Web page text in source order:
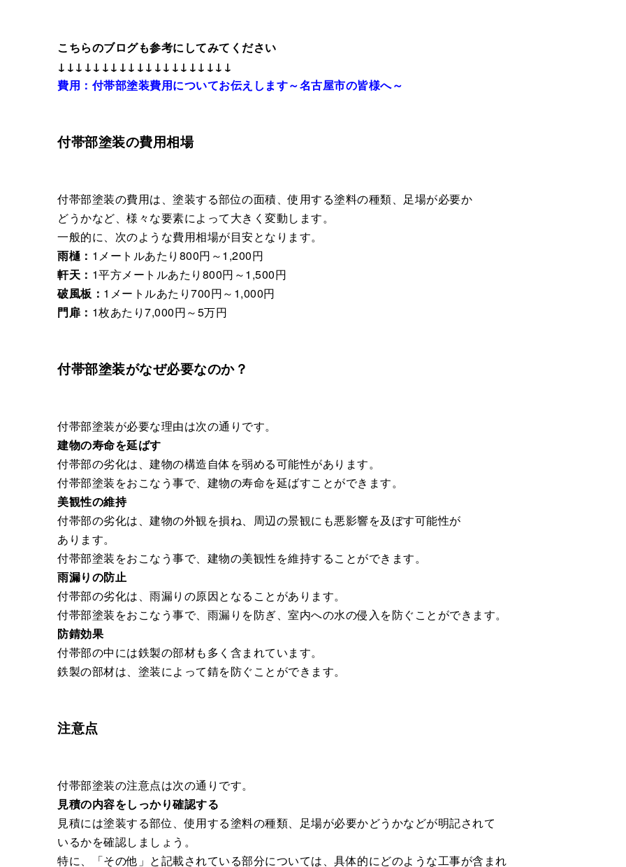
こちらのブログも参考にしてみてください
↓↓↓↓↓↓↓↓↓↓↓↓↓↓↓↓↓↓↓↓
費用：付帯部塗装費用についてお伝えします～名古屋市の皆様へ～
付帯部塗装の費用相場
付帯部塗装の費用は、塗装する部位の面積、使用する塗料の種類、足場が必要か
どうかなど、様々な要素によって大きく変動します。
一般的に、次のような費用相場が目安となります。
雨樋： 1メートルあたり800円～1,200円
軒天： 1平方メートルあたり800円～1,500円
破風板： 1メートルあたり700円～1,000円
門扉： 1枚あたり7,000円～5万円
付帯部塗装がなぜ必要なのか？
付帯部塗装が必要な理由は次の通りです。
建物の寿命を延ばす
付帯部の劣化は、建物の構造自体を弱める可能性があります。
付帯部塗装をおこなう事で、建物の寿命を延ばすことができます。
美観性の維持
付帯部の劣化は、建物の外観を損ね、周辺の景観にも悪影響を及ぼす可能性が
あります。
付帯部塗装をおこなう事で、建物の美観性を維持することができます。
雨漏りの防止
付帯部の劣化は、雨漏りの原因となることがあります。
付帯部塗装をおこなう事で、雨漏りを防ぎ、室内への水の侵入を防ぐことができます。
防錆効果
付帯部の中には鉄製の部材も多く含まれています。
鉄製の部材は、塗装によって錆を防ぐことができます。
注意点
付帯部塗装の注意点は次の通りです。
見積の内容をしっかり確認する
見積には塗装する部位、使用する塗料の種類、足場が必要かどうかなどが明記されて
いるかを確認しましょう。
特に、「その他」と記載されている部分については、具体的にどのような工事が含まれ